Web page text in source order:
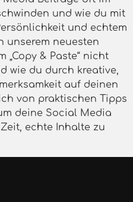
und wie du mit
und echtem
unserem neuesten
„Copy & Paste“ nicht
wie du durch kreative,
auf deinen
von praktischen Tipps
deine Social Media
echte Inhalte zu